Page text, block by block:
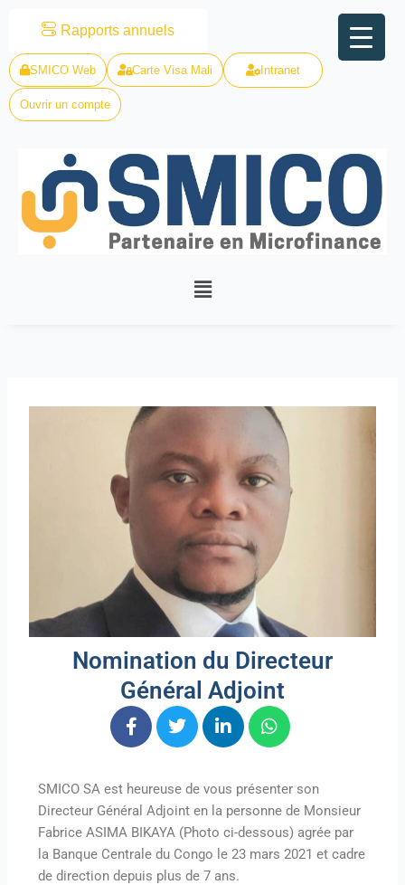
content
Rapports annuels
SMICO Web Carte Visa Mali Intranet
Ouvrir un compte
Menu
Nomination du Directeur
Général Adjoint
SMICO SA est heureuse de vous présenter son
Directeur Général Adjoint en la personne de Monsieur
Fabrice ASIMA BIKAYA (Photo ci-dessous) agrée par
la Banque Centrale du Congo le 23 mars 2021 et cadre
de direction depuis plus de 7 ans.